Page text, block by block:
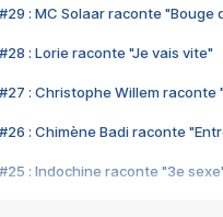
#29 : MC Solaar raconte "Bouge
#28 : Lorie raconte "Je vais vite"
#27 : Christophe Willem raconte
#26 : Chimène Badi raconte
#25 : Indochine raconte "3e